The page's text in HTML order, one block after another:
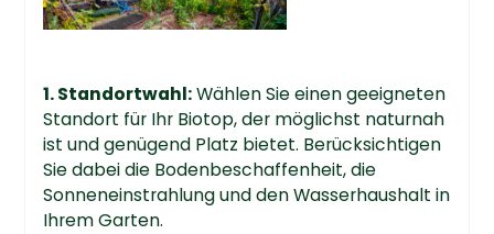
1. Standortwahl:Wählen Sie einen geeigneten
Standort für Ihr Biotop, der möglichst naturnah
ist und genügend Platz bietet. Berücksichtigen
Sie dabei die Bodenbeschaffenheit, die
Sonneneinstrahlung und den Wasserhaushalt in
Ihrem Garten.